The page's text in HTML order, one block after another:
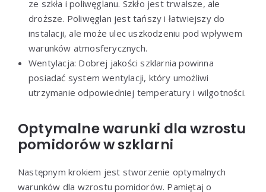
ze szkła i poliwęglanu. Szkło jest trwalsze, ale
droższe. Poliwęglan jest tańszy i łatwiejszy do
instalacji, ale może ulec uszkodzeniu pod wpływem
warunków atmosferycznych.
Wentylacja: Dobrej jakości szklarnia powinna
posiadać system wentylacji, który umożliwi
utrzymanie odpowiedniej temperatury i wilgotności.
Optymalne warunki dla wzrostu
pomidorów w szklarni
Następnym krokiem jest stworzenie optymalnych
warunków dla wzrostu pomidorów. Pamiętaj o